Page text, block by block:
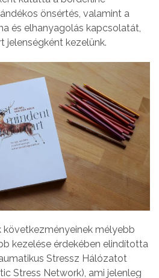
önsértés, valamint a
és elhanyagolás kapcsolatát,
jelenségként kezelünk.
következményeinek mélyebb
kezelése érdekében elindította
Stressz Hálózatot
Stress Network), ami jelenleg